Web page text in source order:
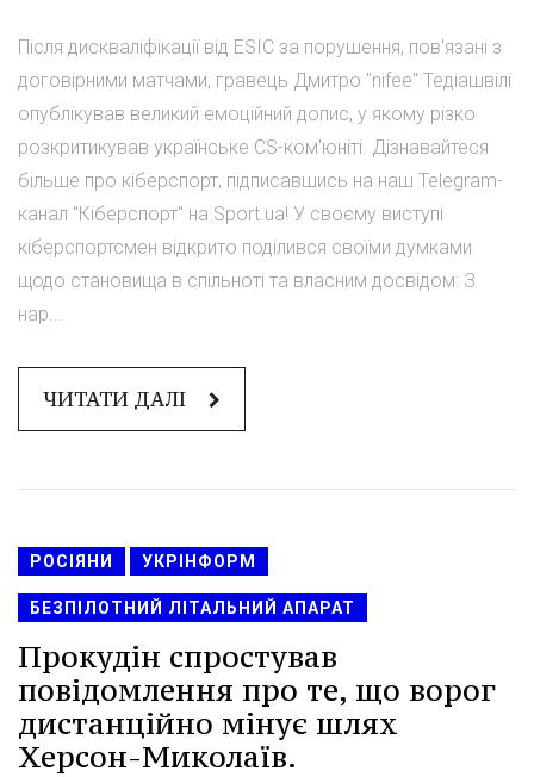
Після дискваліфікації від ESIC за порушення, пов'язані з
договірними матчами, гравець Дмитро "nifee" Тедіашвілі
опублікував великий емоційний допис, у якому різко
розкритикував українське CS-ком'юніті. Дізнавайтеся
більше про кіберспорт, підписавшись на наш Telegram-
канал "Кіберспорт" на Sport.ua! У своєму виступі
кіберспортсмен відкрито поділився своїми думками
щодо становища в спільноті та власним досвідом: З
нар...
ЧИТАТИ ДАЛІ
РОСІЯНИ УКРІНФОРМ
БЕЗПІЛОТНИЙ ЛІТАЛЬНИЙ АПАРАТ
Прокудін спростував
повідомлення про те, що ворог
дистанційно мінує шлях
Херсон-Миколаїв.